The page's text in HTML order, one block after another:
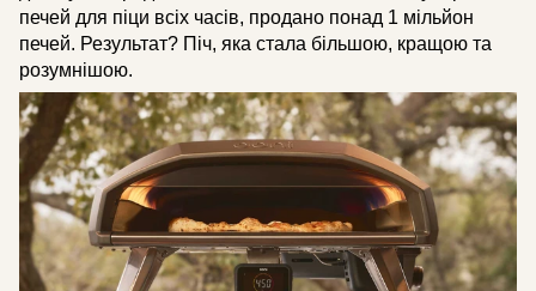
печей для піци всіх часів, продано понад 1 мільйон
печей. Результат? Піч, яка стала більшою, кращою та
розумнішою.